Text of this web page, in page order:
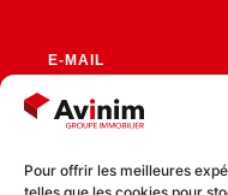
Pour offrir les meilleures
E-MAIL